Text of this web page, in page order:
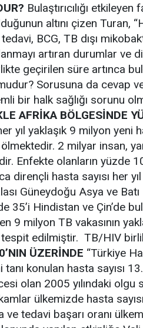
Bulaştırıcılığı
altını çizen Turan,
BCG, TB dışı
artıran durumlar ve
geçirilen süre artınca
Sorusuna da cevap
bir halk sağlığı sorunu
AFRİKA BÖLGESİNDE
yıl yaklaşık 9 milyon yeni
2 milyar insan,
Enfekte olanların yüzde
dirençli hasta sayısı her
Güneydoğu Asya ve
35’i Hindistan ve Çin’de
9 milyon TB vakasının
edilmiştir. TB/HIV
ÜZERİNDE “Türkiye
konulan hasta sayısı
olan 2005 yılındaki olgu
ülkemizde hasta
ve tedavi başarı oranı